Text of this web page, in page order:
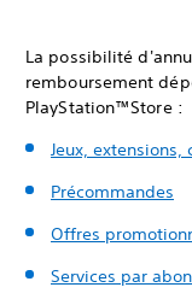
La possibilité
remboursement
PlayStation™Store :
Jeux, extensions,
Précommandes
Offres
Services par